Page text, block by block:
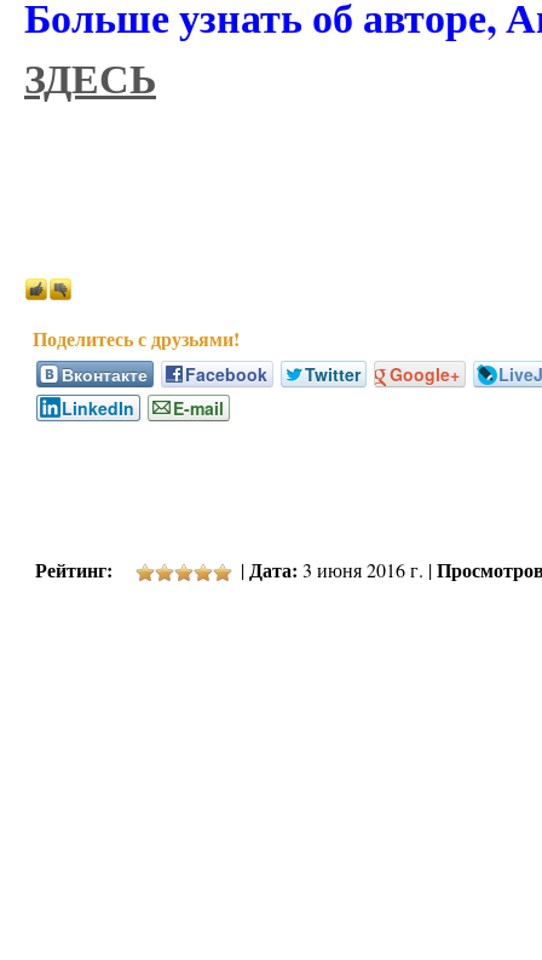
Больше узнать об авторе,
ЗДЕСЬ
Вконтакте Facebook Twitter Google+
LinkedIn
E-mail
Рейтинг: |Дата: 3 июня 2016 г. |